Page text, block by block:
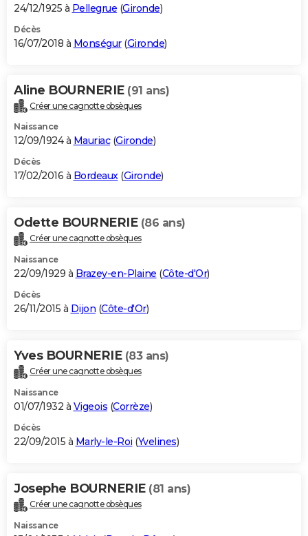
24/12/1925 à Pellegrue (Gironde)
Décès
16/07/2018 à Monségur(Gironde)
Aline BOURNERIE (91 ans)
Créer une cagnotte obsèques
Naissance
12/09/1924 à Mauriac(Gironde)
Décès
17/02/2016 à Bordeaux(Gironde)
Odette BOURNERIE (86 ans)
Créer une cagnotte obsèques
Naissance
22/09/1929 à Brazey-en-Plaine (Côte-d'Or)
Décès
26/11/2015 à Dijon (Côte-d'Or)
Yves BOURNERIE (83 ans)
Créer une cagnotte obsèques
Naissance
01/07/1932 à Vigeois (Corrèze)
Décès
22/09/2015 à Marly-le-Roi (Yvelines)
Josephe BOURNERIE (81 ans)
Créer une cagnotte obsèques
Naissance